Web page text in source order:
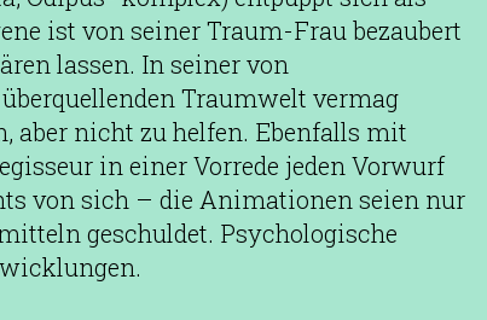
ist von seiner Traum-Frau bezaubert
lassen. In seiner von
Traumwelt vermag
aber nicht zu helfen. Ebenfalls mit
in einer Vorrede jeden Vorwurf
von sich – die Animationen seien nur
geschuldet. Psychologische